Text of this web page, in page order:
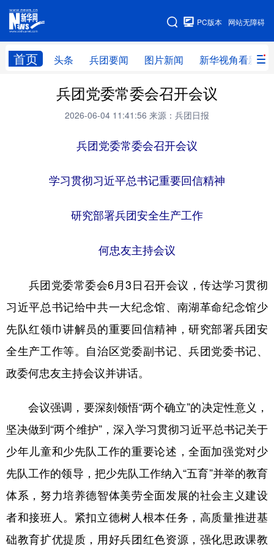
网站无障碍
PC版本
首页 头条 兵团要闻 图片新闻 新华视角看新疆
网站地图
兵团要闻 图片新闻 新华视角看新疆
吉林 上海
安徽 福建
广东 广西 海南 重庆
陕西 甘肃 青海 宁夏
新疆 内蒙古
多语种频道
English Español Français عربى
Русский язык 日本語 한국어
Deutsch Português
兵团党委常委会召开会议
2026-06-04 11:41:56 来源：兵团日报
兵团党委常委会召开会议
学习贯彻习近平总书记重要回信精神
研究部署兵团安全生产工作
何忠友主持会议
兵团党委常委会6月3日召开会议，传达学习贯彻
习近平总书记给中共一大纪念馆、南湖革命纪念馆少
先队红领巾讲解员的重要回信精神，研究部署兵团安
全生产工作等。自治区党委副书记、兵团党委书记、
政委何忠友主持会议并讲话。
会议强调，要深刻领悟“两个确立”的决定性意义，
坚决做到“两个维护”，深入学习贯彻习近平总书记关于
少年儿童和少先队工作的重要论述，全面加强党对少
先队工作的领导，把少先队工作纳入“五育”并举的教育
体系，努力培养德智体美劳全面发展的社会主义建设
者和接班人。紧扣立德树人根本任务，高质量推进基
础教育扩优提质，用好兵团红色资源，强化思政课教